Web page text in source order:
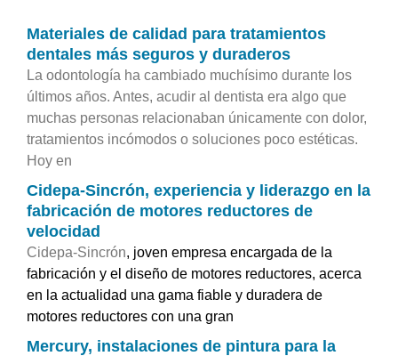
Materiales de calidad para tratamientos
dentales más seguros y duraderos
La odontología ha cambiado muchísimo durante los
últimos años. Antes, acudir al dentista era algo que
muchas personas relacionaban únicamente con dolor,
tratamientos incómodos o soluciones poco estéticas.
Hoy en
Cidepa-Sincrón, experiencia y liderazgo en la
fabricación de motores reductores de
velocidad
Cidepa-Sincrón, joven empresa encargada de la
fabricación y el diseño de motores reductores, acerca
en la actualidad una gama fiable y duradera de
motores reductores con una gran
Mercury, instalaciones de pintura para la